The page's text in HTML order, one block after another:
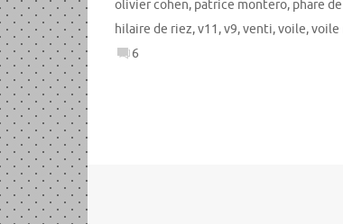
olivier cohen, patrice montero, phare
hilaire de riez,v11,v9,venti,voile,voile
6